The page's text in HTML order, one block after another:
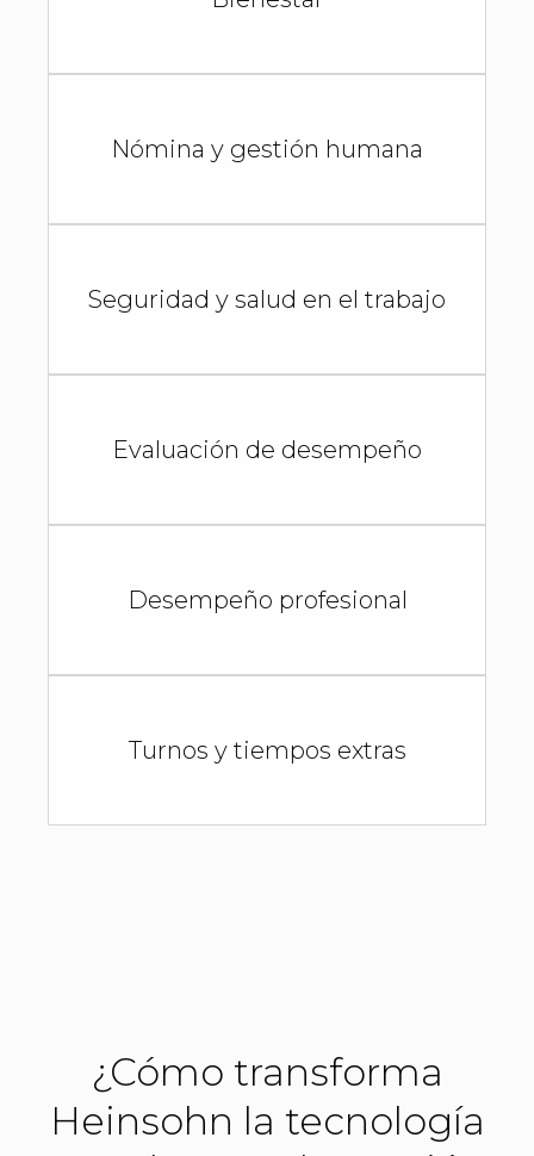
Nómina y gestión humana
Seguridad y salud en el trabajo
Evaluación de desempeño
Desempeño profesional
Turnos y tiempos extras
¿Cómo transforma
Heinsohn la tecnología